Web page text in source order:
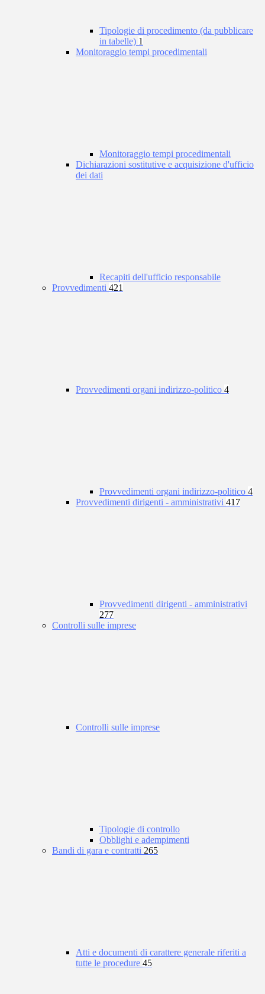
Tipologie di procedimento (da pubblicare
in tabelle) 1
Monitoraggio tempi procedimentali
Monitoraggio tempi procedimentali
Dichiarazioni sostitutive e acquisizione d'ufficio
dei dati
Recapiti dell'ufficio responsabile
Provvedimenti 421
Provvedimenti organi indirizzo-politico 4
Provvedimenti organi indirizzo-politico 4
Provvedimenti dirigenti - amministrativi 417
Provvedimenti dirigenti - amministrativi
277
Controlli sulle imprese
Controlli sulle imprese
Tipologie di controllo
Obblighi e adempimenti
Bandi di gara e contratti 265
Atti e documenti di carattere generale riferiti a
tutte le procedure 45